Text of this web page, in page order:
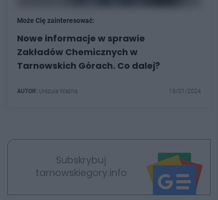
Może Cię zainteresować:
Nowe informacje w sprawie
Zakładów Chemicznych w
Tarnowskich Górach. Co dalej?
AUTOR: Urszula Ważna 19/01/2024
Subskrybuj
tarnowskiegory.info